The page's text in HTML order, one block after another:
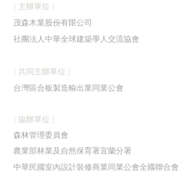
| 主辦單位 |
茂森木業股份有限公司
社團法人中華全球建築學人交流協會
| 共同主辦單位 |
台灣區合板製造輸出業同業公會
| 協辦單位 |
森林管理委員會
農業部林業及自然保育署宜蘭分署
中華民國室內設計裝修商業同業公會全國聯合會